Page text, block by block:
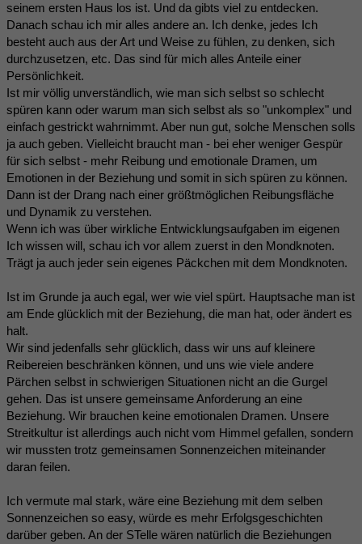
seinem ersten Haus los ist. Und da gibts viel zu entdecken.
Danach schau ich mir alles andere an. Ich denke, jedes Ich
besteht auch aus der Art und Weise zu fühlen, zu denken, sich
durchzusetzen, etc. Das sind für mich alles Anteile einer
Persönlichkeit.
Ist mir völlig unverständlich, wie man sich selbst so schlecht
spüren kann oder warum man sich selbst als so "unkomplex" und
einfach gestrickt wahrnimmt. Aber nun gut, solche Menschen solls
ja auch geben. Vielleicht braucht man - bei eher weniger Gespür
für sich selbst - mehr Reibung und emotionale Dramen, um
Emotionen in der Beziehung und somit in sich spüren zu können.
Dann ist der Drang nach einer größtmöglichen Reibungsfläche
und Dynamik zu verstehen.
Wenn ich was über wirkliche Entwicklungsaufgaben im eigenen
Ich wissen will, schau ich vor allem zuerst in den Mondknoten.
Trägt ja auch jeder sein eigenes Päckchen mit dem Mondknoten.
Ist im Grunde ja auch egal, wer wie viel spürt. Hauptsache man ist
am Ende glücklich mit der Beziehung, die man hat, oder ändert es
halt.
Wir sind jedenfalls sehr glücklich, dass wir uns auf kleinere
Reibereien beschränken können, und uns wie viele andere
Pärchen selbst in schwierigen Situationen nicht an die Gurgel
gehen. Das ist unsere gemeinsame Anforderung an eine
Beziehung. Wir brauchen keine emotionalen Dramen. Unsere
Streitkultur ist allerdings auch nicht vom Himmel gefallen, sondern
wir mussten trotz gemeinsamen Sonnenzeichen miteinander
daran feilen.
Ich vermute mal stark, wäre eine Beziehung mit dem selben
Sonnenzeichen so easy, würde es mehr Erfolgsgeschichten
darüber geben. An der STelle wären natürlich die Beziehungen